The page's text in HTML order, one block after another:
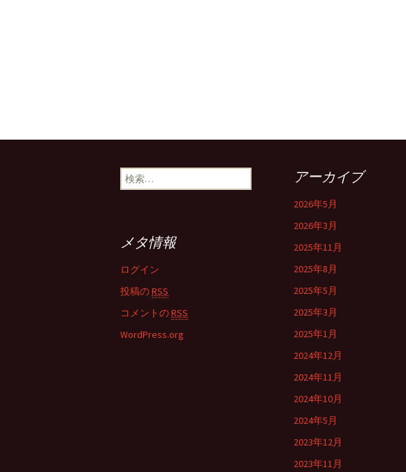
検
索:
アーカイブ
2026年5月
2026年3月
2025年11月
2025年8月
2025年5月
2025年3月
2025年1月
2024年12月
2024年11月
2024年10月
2024年5月
2023年12月
2023年11月
メタ情報
ログイン
投稿のRSS
コメントのRSS
WordPress.org